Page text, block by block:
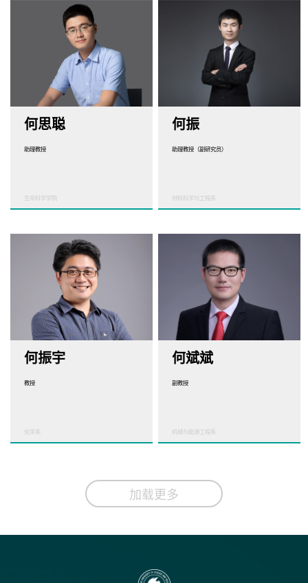
何思聪
助理教授
生命科学学院
何振
助理教授（副研究员）
材料科学与工程系
何振宇
教授
化学系
何斌斌
副教授
机械与能源工程系
加载更多